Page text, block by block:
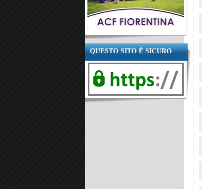
QUESTO SITO È SICURO